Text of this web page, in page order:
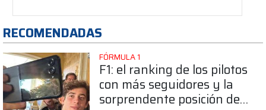
RECOMENDADAS
FÓRMULA 1
F1: el ranking de los pilotos
con más seguidores y la
sorprendente posición de